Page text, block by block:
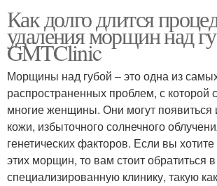
Как долго длится
удаления морщин над
GMTClinic
Морщины над губой – это одна из
распространенных проблем, с которой
многие женщины. Они могут появиться
кожи, избыточного солнечного
генетических факторов. Если вы
этих морщин, то вам стоит обратиться в
специализированную клинику, такую